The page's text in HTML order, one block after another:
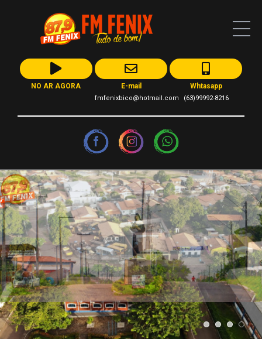
NO AR AGORA E-mail
fmfenixbico@hotmail.com
Whtasapp
(63)99992-8216